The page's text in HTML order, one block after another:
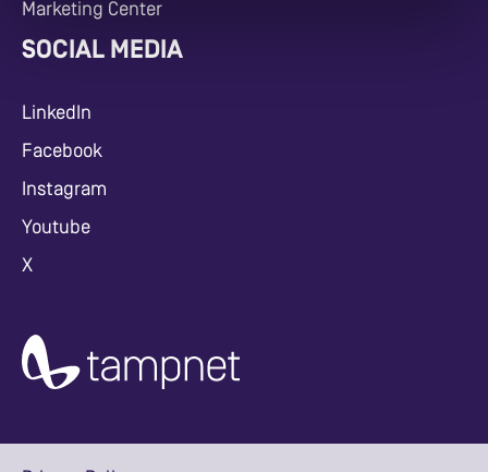
Marketing Center
SOCIAL MEDIA
LinkedIn
Facebook
Instagram
Youtube
X